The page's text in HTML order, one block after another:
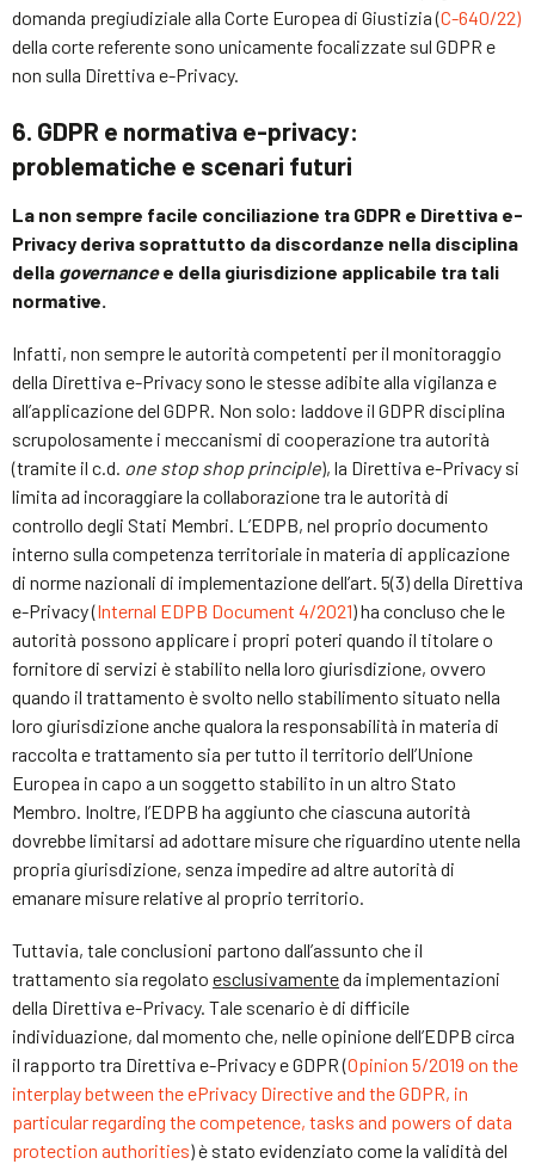
domanda pregiudiziale alla Corte Europea di Giustizia (C-640/22)
della corte referente sono unicamente focalizzate sul GDPR e
non sulla Direttiva e-Privacy.
6. GDPR e normativa e-privacy:
problematiche e scenari futuri
La non sempre facile conciliazione tra GDPR e Direttiva e-
Privacy deriva soprattutto da discordanze nella disciplina
della governancee della giurisdizione applicabile tra tali
normative.
Infatti, non sempre le autorità competenti per il monitoraggio
della Direttiva e-Privacy sono le stesse adibite alla vigilanza e
all’applicazione del GDPR. Non solo: laddove il GDPR disciplina
scrupolosamente i meccanismi di cooperazione tra autorità
(tramite il c.d. one stop shop principle), la Direttiva e-Privacy si
limita ad incoraggiare la collaborazione tra le autorità di
controllo degli Stati Membri. L’EDPB, nel proprio documento
interno sulla competenza territoriale in materia di applicazione
di norme nazionali di implementazione dell’art. 5(3) della Direttiva
e-Privacy (Internal EDPB Document 4/2021) ha concluso che le
autorità possono applicare i propri poteri quando il titolare o
fornitore di servizi è stabilito nella loro giurisdizione, ovvero
quando il trattamento è svolto nello stabilimento situato nella
loro giurisdizione anche qualora la responsabilità in materia di
raccolta e trattamento sia per tutto il territorio dell’Unione
Europea in capo a un soggetto stabilito in un altro Stato
Membro. Inoltre, l’EDPB ha aggiunto che ciascuna autorità
dovrebbe limitarsi ad adottare misure che riguardino utente nella
propria giurisdizione, senza impedire ad altre autorità di
emanare misure relative al proprio territorio.
Tuttavia, tale conclusioni partono dall’assunto che il
trattamento sia regolato esclusivamenteda implementazioni
della Direttiva e-Privacy. Tale scenario è di difficile
individuazione, dal momento che, nelle opinione dell’EDPB circa
il rapporto tra Direttiva e-Privacy e GDPR (Opinion 5/2019 on the
interplay between the ePrivacy Directive and the GDPR, in
particular regarding the competence, tasks and powers of data
protection authorities) è stato evidenziato come la validità del